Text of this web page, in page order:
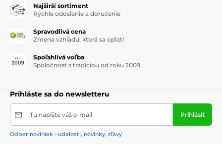
Najširší sortiment
Rýchle odoslanie a doručenie
Spravodlivá cena
Zmena vzhľadu, ktorá sa oplatí
Spoľahlivá voľba
Spoločnosť s tradíciou od roku 2009
Prihláste sa do newsletteru
Tu napíšte váš e-mail Prihlásiť
Odber noviniek - udalosti, novinky, zľavy